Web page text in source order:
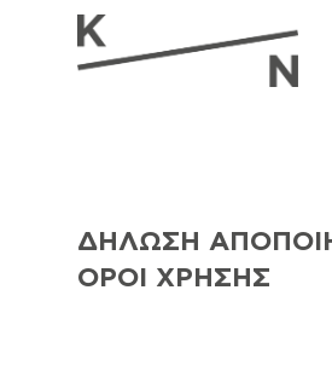
ΔΗΛΩΣΗ
ΟΡΟΙ ΧΡΗΣΗΣ